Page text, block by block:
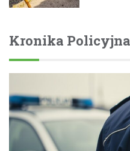
Kronika Policyjna